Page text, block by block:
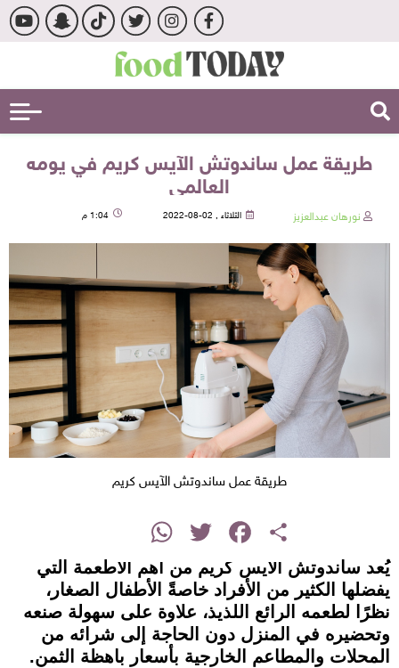
طريقة عمل ساندوتش الآيس كريم في يومه
العالمي
نورهان عبدالعزيز الثلاثاء , 02-08-2022 1:04 م
طريقة عمل ساندوتش الآيس كريم
Share
Facebook
Twitter
WhatsApp
يُعد ساندوتش الآيس كريم من أهم الأطعمة التي
يفضلها الكثير من الأفراد خاصةً الأطفال الصغار،
نظرًا لطعمه الرائع اللذيذ، علاوة على سهولة صنعه
وتحضيره في المنزل دون الحاجة إلى شرائه من
المحلات والمطاعم الخارجية بأسعار باهظة الثمن.